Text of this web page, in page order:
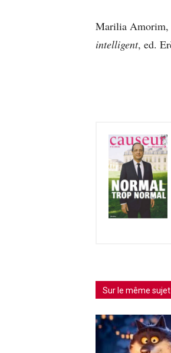
Marilia Amorim,
intelligent, ed.
Sur le même sujet